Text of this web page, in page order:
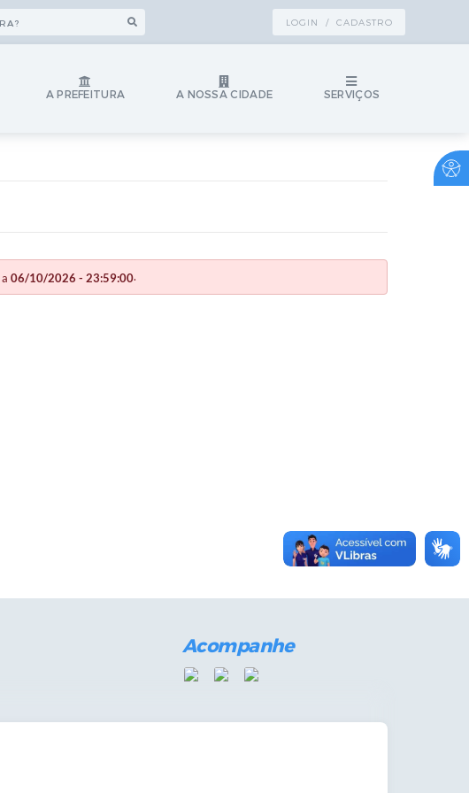
LOGIN / CADASTRO
A PREFEITURA A NOSSA CIDADE SERVIÇOS
a 06/10/2026 - 23:59:00.
Acompanhe